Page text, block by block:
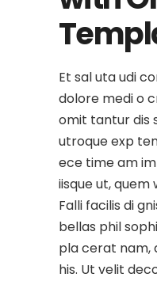
Et sal uta udi
dolore medi o
omit tantur dis
utroque exp
ece time am
iisque ut, quem
Falli facilis di
bellas phil
pla cerat nam,
his. Ut velit